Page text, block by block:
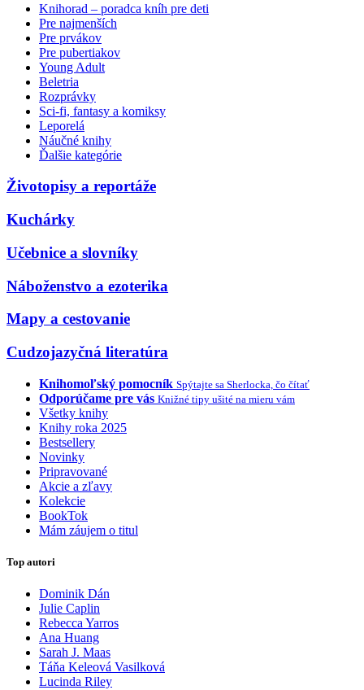
Knihorad – poradca kníh pre deti
Pre najmenších
Pre prvákov
Pre pubertiakov
Young Adult
Beletria
Rozprávky
Sci-fi, fantasy a komiksy
Leporelá
Náučné knihy
Ďalšie kategórie
Životopisy a reportáže
Kuchárky
Učebnice a slovníky
Náboženstvo a ezoterika
Mapy a cestovanie
Cudzojazyčná literatúra
Knihomoľský pomocník Spýtajte sa Sherlocka, čo čítať
Odporúčame pre vás Knižné tipy ušité na mieru vám
Všetky knihy
Knihy roka 2025
Bestsellery
Novinky
Pripravované
Akcie a zľavy
Kolekcie
BookTok
Mám záujem o titul
Top autori
Dominik Dán
Julie Caplin
Rebecca Yarros
Ana Huang
Sarah J. Maas
Táňa Keleová Vasilková
Lucinda Riley